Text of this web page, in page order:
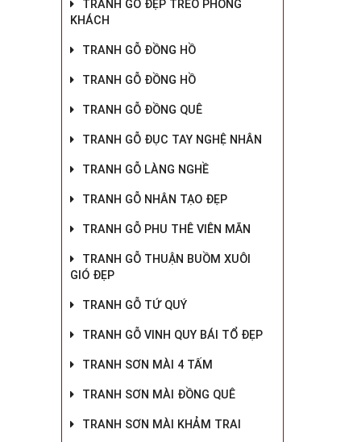
TRANH GỖ ĐẸP TREO PHÒNG
KHÁCH
TRANH GỖ ĐỒNG HỒ
TRANH GỖ ĐỒNG HỒ
TRANH GỖ ĐỒNG QUÊ
TRANH GỖ ĐỤC TAY NGHỆ NHÂN
TRANH GỖ LÀNG NGHỀ
TRANH GỖ NHÂN TẠO ĐẸP
TRANH GỖ PHU THÊ VIÊN MÃN
TRANH GỖ THUẬN BUỒM XUÔI
GIÓ ĐẸP
TRANH GỖ TỨ QUÝ
TRANH GỖ VINH QUY BÁI TỔ ĐẸP
TRANH SƠN MÀI 4 TẤM
TRANH SƠN MÀI ĐỒNG QUÊ
TRANH SƠN MÀI KHẢM TRAI